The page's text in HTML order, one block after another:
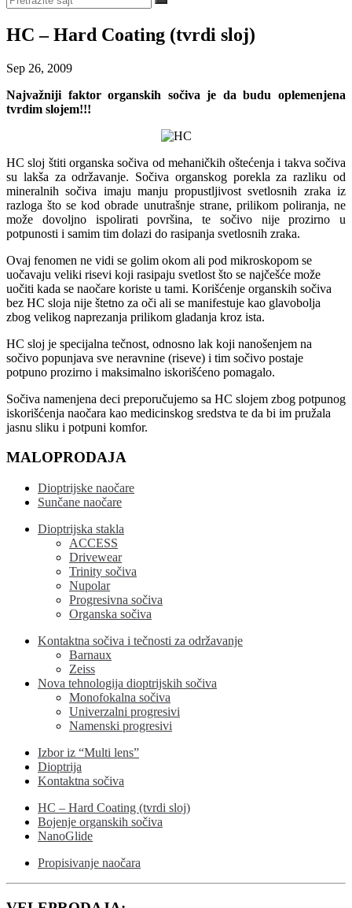
HC – Hard Coating (tvrdi sloj)
Sep 26, 2009
Najvažniji faktor organskih sočiva je da budu oplemenjena
tvrdim slojem!!!
HC sloj štiti organska sočiva od mehaničkih oštećenja i takva sočiva
su lakša za održavanje. Sočiva organskog porekla za razliku od
mineralnih sočiva imaju manju propustljivost svetlosnih zraka iz
razloga što se kod obrade unutrašnje strane, prilikom poliranja, ne
može dovoljno ispolirati površina, te sočivo nije prozirno u
potpunosti i samim tim dolazi do rasipanja svetlosnih zraka.
Ovaj fenomen ne vidi se golim okom ali pod mikroskopom se
uočavaju veliki risevi koji rasipaju svetlost što se najčešće može
uočiti kada se naočare koriste u tami. Korišćenje organskih sočiva
bez HC sloja nije štetno za oči ali se manifestuje kao glavobolja
zbog velikog naprezanja prilikom gladanja kroz ista.
HC sloj je specijalna tečnost, odnosno lak koji nanošenjem na
sočivo popunjava sve neravnine (riseve) i tim sočivo postaje
potpuno prozirno i maksimalno iskorišćeno pomagalo.
Sočiva namenjena deci preporučujemo sa HC slojem zbog potpunog
iskorišćenja naočara kao medicinskog sredstva te da bi im pružala
jasnu sliku i potpuni komfor.
MALOPRODAJA
Dioptrijske naočare
Sunčane naočare
Dioptrijska stakla
ACCESS
Drivewear
Trinity sočiva
Nupolar
Progresivna sočiva
Organska sočiva
Kontaktna sočiva i tečnosti za održavanje
Barnaux
Zeiss
Nova tehnologija dioptrijskih sočiva
Monofokalna sočiva
Univerzalni progresivi
Namenski progresivi
Izbor iz “Multi lens”
Dioptrija
Kontaktna sočiva
HC – Hard Coating (tvrdi sloj)
Bojenje organskih sočiva
NanoGlide
Propisivanje naočara